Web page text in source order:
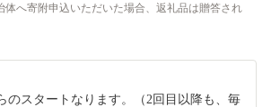
体へ寄附申込いただいた場合、返礼品は贈答され
のスタートなります。（2回目以降も、毎